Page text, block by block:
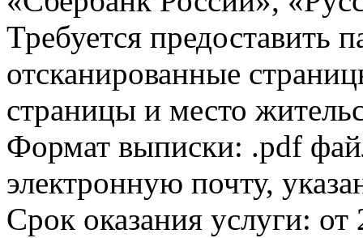
Требуется предоставить
отсканированные
страницы и место
Формат выписки: .pdf
электронную почту,
Срок оказания услуги: от